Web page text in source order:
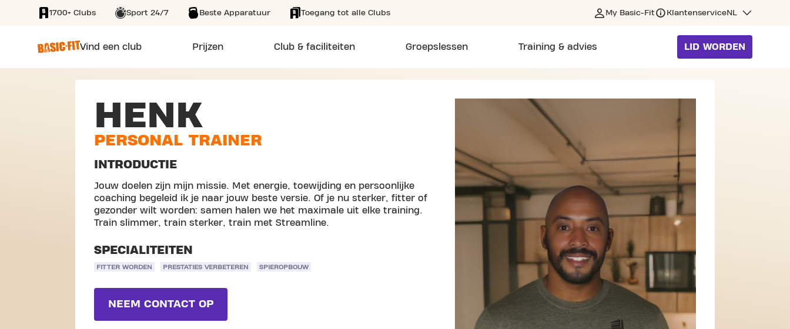
SKIP TO MAIN CONTENT
1700+ Clubs Sport 24/7 Beste Apparatuur Toegang tot alle Clubs My Basic-Fit KlantenserviceNL
Vind een club Prijzen Club & faciliteiten Groepslessen Training & advies LID WORDEN
HENK
PERSONAL TRAINER
INTRODUCTIE
Jouw doelen zijn mijn missie. Met energie, toewijding en persoonlijke
coaching begeleid ik je naar jouw beste versie. Of je nu sterker, fitter of
gezonder wilt worden: samen halen we het maximale uit elke training.
Train slimmer, train sterker, train met Streamline.
SPECIALITEITEN
FITTER WORDEN PRESTATIES VERBETEREN SPIEROPBOUW
NEEM CONTACT OP